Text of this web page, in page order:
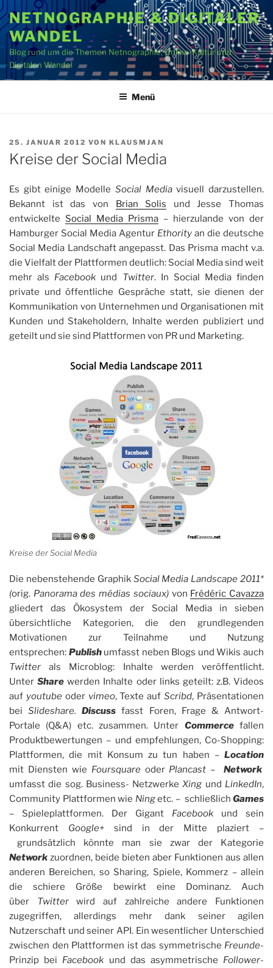
Zum
Inhalt
springen
NETNOGRAPHIE & DIGITALER
WANDEL
Blog rund um die Themen Netnographie, Online-Kultur und
Digitalen Wandel
Menü
VERÖFFENTLICHT
AM
25. JANUAR 2012 VON KLAUSMJAN
Kreise der Social Media
Es gibt einige Modelle Social Mediavisuell darzustellen.
Bekannt ist das von Brian Solis und Jesse Thomas
entwickelte Social Media Prisma – hierzulande von der
Hamburger Social Media Agentur Ethority an die deutsche
Social Media Landschaft angepasst. Das Prisma macht v.a.
die Vielfalt der Plattformen deutlich: Social Media sind weit
mehr als Facebook und Twitter. In Social Media finden
private und öffentliche Gespräche statt, sie dienen der
Kommunikation von Unternehmen und Organisationen mit
Kunden und Stakeholdern, Inhalte werden publiziert und
geteilt und sie sind Plattformen von PR und Marketing.
Kreise der Social Media
Die nebenstehende Graphik Social Media Landscape 2011*
(orig. Panorama des médias sociaux) von Frédéric Cavazza
gliedert das Ökosystem der Social Media in sieben
übersichtliche Kategorien, die den grundlegenden
Motivationen zur Teilnahme und Nutzung
entsprechen: Publish umfasst neben Blogs und Wikis auch
Twitter als Microblog: Inhalte werden veröffentlicht.
UnterSharewerden Inhalte oder links geteilt: z.B. Videos
auf youtubeoder vimeo, Texte aufScribd, Präsentationen
beiSlideshare. Discussfasst Foren, Frage & Antwort-
Portale (Q&A) etc. zusammen. Unter Commercefallen
Produktbewertungen – und empfehlungen, Co-Shopping:
Plattformen, die mit Konsum zu tun haben – Location
mit Diensten wie Foursquareoder Plancast – Network
umfasst die sog. Business- NetzwerkeXing und LinkedIn,
Community Plattformen wie Ningetc. – schließlich Games
– Spieleplattformen. Der Gigant Facebook und sein
Konkurrent Google+sind in der Mitte plaziert –
grundsätzlich könnte man sie zwar der Kategorie
Network zuordnen, beide bieten aber Funktionen aus allen
anderen Bereichen, so Sharing, Spiele, Kommerz – allein
die schiere Größe bewirkt eine Dominanz. Auch
über Twitterwird auf zahlreiche andere Funktionen
zugegriffen, allerdings mehr dank seiner agilen
Nutzerschaft und seiner API. Ein wesentlicher Unterschied
zwischen den Plattformen ist das symmetrische Freunde-
Prinzip bei Facebook und das asymmetrische Follower-